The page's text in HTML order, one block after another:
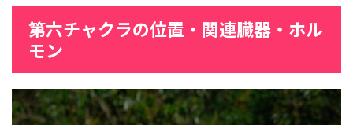
第六チャクラの位置・関連臓器・ホル
モン